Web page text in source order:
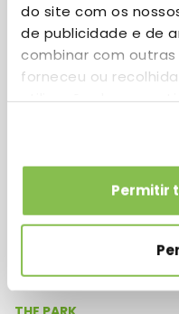
do site com os
de publicidade e de
combinar com
forneceu ou
utilização dos
Permitir
Location
Building 7